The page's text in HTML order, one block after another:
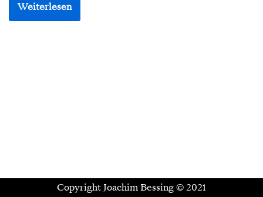
Weiterlesen
Copyright Joachim Bessing © 2021